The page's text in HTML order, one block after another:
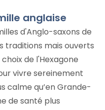
anglaise
d'Anglo-saxons de
traditions mais ouverts
de l'Hexagone
vivre sereinement
calme qu’en Grande-
de santé plus